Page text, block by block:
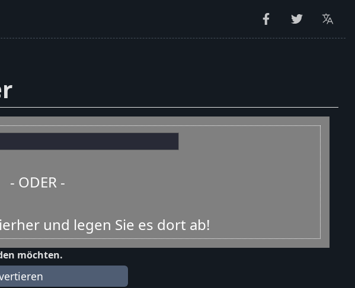
- ODER -
und legen Sie es dort ab!
möchten.